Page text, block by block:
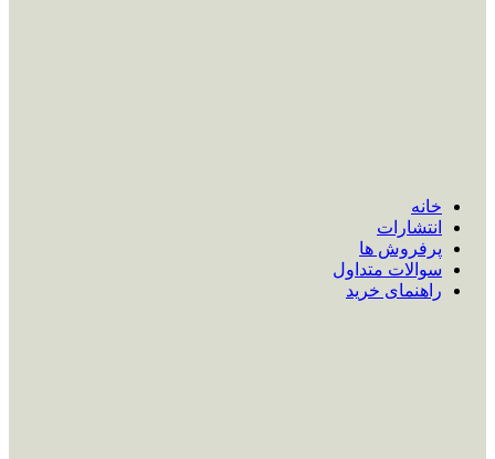
خانه
انتشارات
پرفروش ها
سوالات متداول
راهنمای خرید